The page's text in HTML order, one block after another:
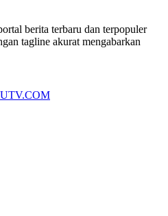
berita terbaru dan terpopuler
tagline akurat mengabarkan